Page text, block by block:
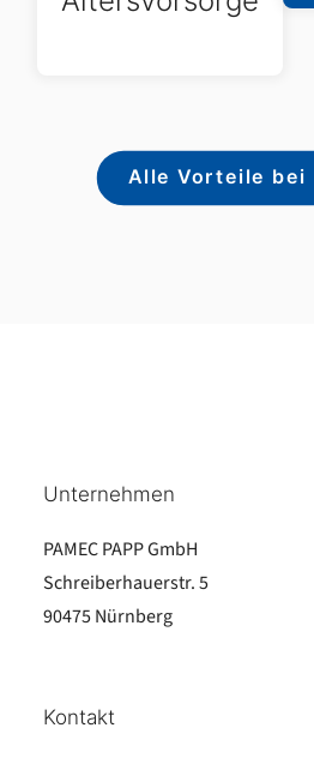
Alle Vorteile bei
Unternehmen
PAMEC PAPP GmbH
Schreiberhauerstr. 5
90475 Nürnberg
Kontakt